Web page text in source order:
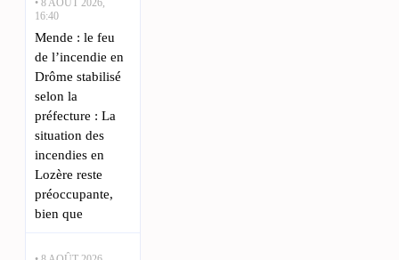
• 8 AOÛT 2026,
16:40
Mende : le feu
de l’incendie en
Drôme stabilisé
selon la
préfecture : La
situation des
incendies en
Lozère reste
préoccupante,
bien que